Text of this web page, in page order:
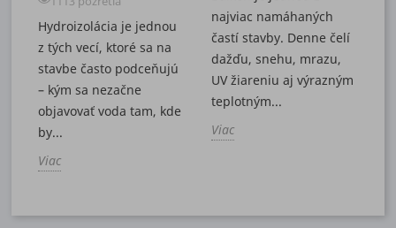
Hydroizolácia je jednou
z tých vecí, ktoré sa na
stavbe často podceňujú
– kým sa nezačne
objavovať voda tam, kde
by...
Viac
najviac namáhaných
častí stavby. Denne čelí
dažďu, snehu, mrazu,
UV žiareniu aj výrazným
teplotným...
Viac